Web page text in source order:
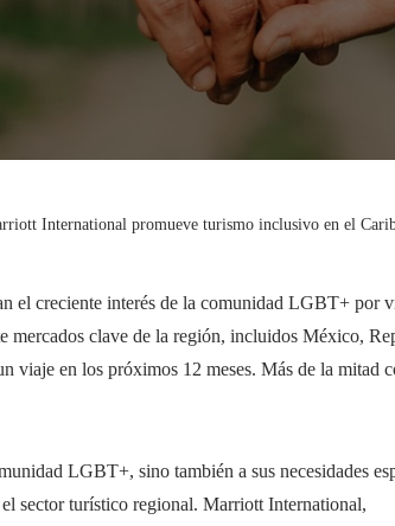
International promueve turismo inclusivo en el
el creciente interés de la comunidad LGBT+ por
mercados clave de la región, incluidos México,
viaje en los próximos 12 meses. Más de la mitad
LGBT+, sino también a sus necesidades
sector turístico regional. Marriott International,